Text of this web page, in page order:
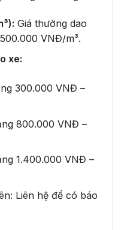
Giá thường dao
VNĐ/m³.
xe:
300.000 VNĐ –
800.000 VNĐ –
1.400.000 VNĐ –
Liên hệ để có báo